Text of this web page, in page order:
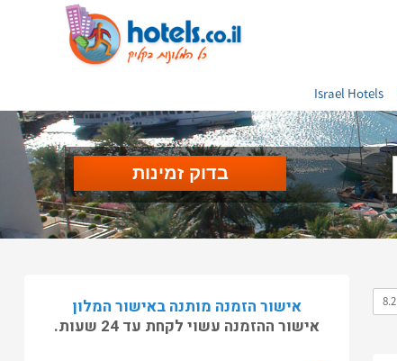
Israel Hotels
אישור הזמנה מותנה באישור המלון
אישור ההזמנה עשוי לקחת עד 24 שעות.